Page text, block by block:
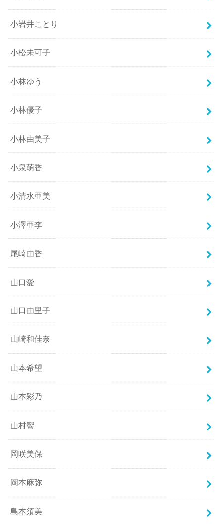
小岩井ことり
小松未可子
小林ゆう
小林優子
小林由美子
小泉萌香
小清水亜美
小澤亜李
尾崎由香
山口愛
山口由里子
山崎和佳奈
山本希望
山本彩乃
山村響
岡咲美保
岡本麻弥
島本須美